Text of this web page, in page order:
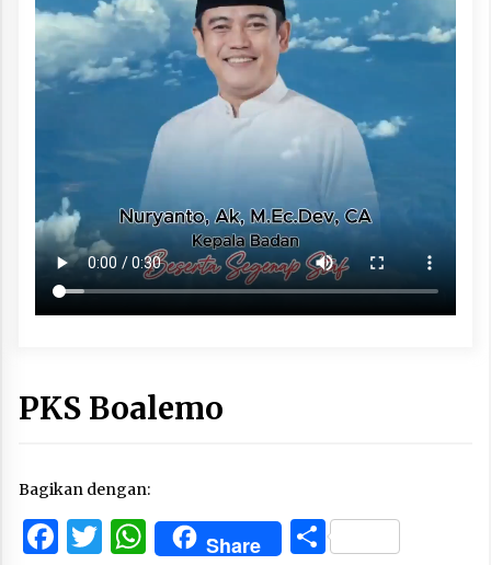
PKS Boalemo
Bagikan dengan:
Facebook
Twitter
WhatsApp
Share Share